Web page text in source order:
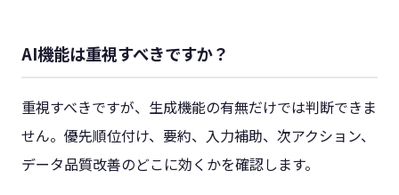
AI機能は重視すべきですか？
重視すべきですが、生成機能の有無だけでは判断できま
せん。優先順位付け、要約、入力補助、次アクション、
データ品質改善のどこに効くかを確認します。